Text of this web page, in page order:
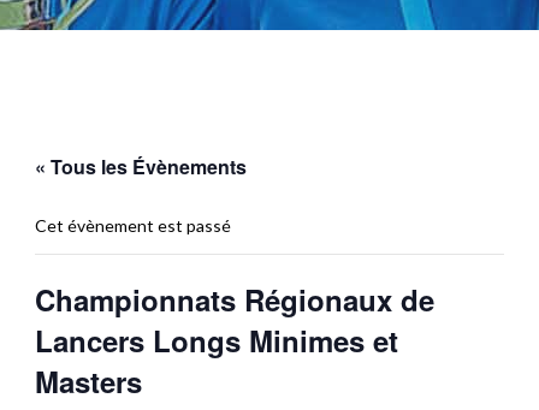
« Tous les Évènements
Cet évènement est passé
Championnats Régionaux de
Lancers Longs Minimes et
Masters